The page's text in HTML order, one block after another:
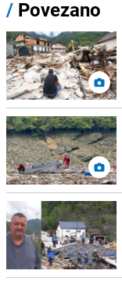
/ Povezano